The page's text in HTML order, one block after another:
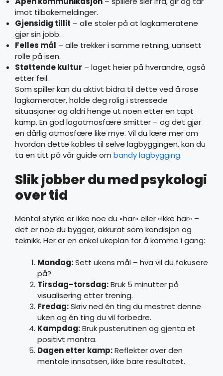
imot tilbakemeldinger.
Gjensidig tillit – alle stoler på at lagkameratene
gjør sin jobb.
Felles mål – alle trekker i samme retning, uansett
rolle på isen.
Støttende kultur – laget heier på hverandre, også
etter feil.
Som spiller kan du aktivt bidra til dette ved å rose
lagkamerater, holde deg rolig i stressede
situasjoner og aldri henge ut noen etter en tapt
kamp. En god lagatmosfære smitter – og det gjør
en dårlig atmosfære like mye. Vil du lære mer om
hvordan dette kobles til selve lagbyggingen, kan du
ta en titt på vår guide om bandy lagbygging.
Slik jobber du med psykologi
over tid
Mental styrke er ikke noe du «har» eller «ikke har» –
det er noe du bygger, akkurat som kondisjon og
teknikk. Her er en enkel ukeplan for å komme i gang:
Mandag:Sett ukens mål – hva vil du fokusere
på?
Tirsdag–torsdag:Bruk 5 minutter på
visualisering etter trening.
Fredag:Skriv ned én ting du mestret denne
uken og én ting du vil forbedre.
Kampdag:Bruk pusterutinen og gjenta et
positivt mantra.
Dagen etter kamp:Reflekter over den
mentale innsatsen, ikke bare resultatet.